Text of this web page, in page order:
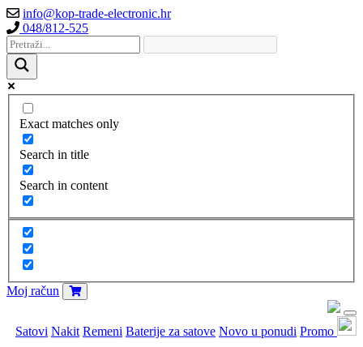
info@kop-trade-electronic.hr
048/812-525
Exact matches only
Search in title
Search in content
Moj račun
Satovi Nakit Remeni Baterije za satove Novo u ponudi Promo